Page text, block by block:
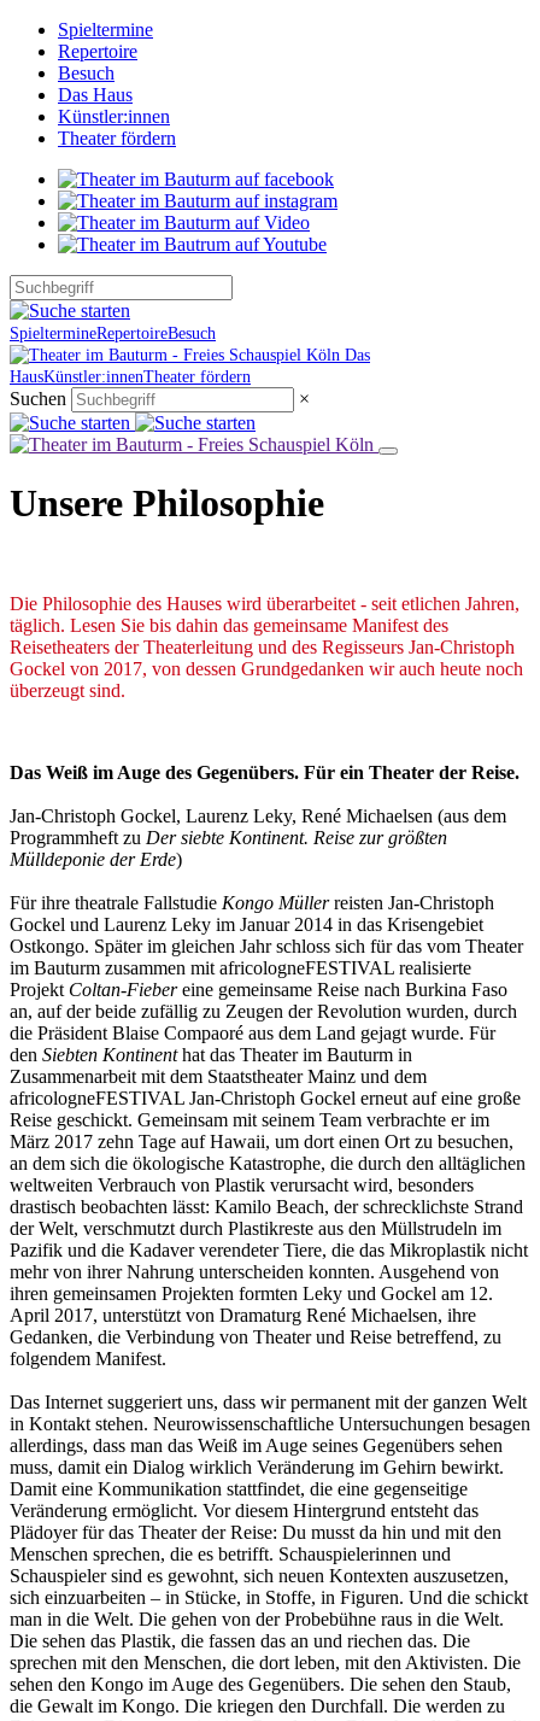
Spieltermine
Repertoire
Besuch
Das Haus
Künstler:innen
Theater fördern
SpieltermineRepertoireBesuch
Das
HausKünstler:innenTheater fördern
Suchen ×
Unsere Philosophie
Die Philosophie des Hauses wird überarbeitet - seit etlichen Jahren,
täglich. Lesen Sie bis dahin das gemeinsame Manifest des
Reisetheaters der Theaterleitung und des Regisseurs Jan-Christoph
Gockel von 2017, von dessen Grundgedanken wir auch heute noch
überzeugt sind.
Das Weiß im Auge des Gegenübers. Für ein Theater der Reise.
Jan-Christoph Gockel, Laurenz Leky, René Michaelsen (aus dem
Programmheft zu Der siebte Kontinent. Reise zur größten
Mülldeponie der Erde)
Für ihre theatrale Fallstudie Kongo Müllerreisten Jan-Christoph
Gockel und Laurenz Leky im Januar 2014 in das Krisengebiet
Ostkongo. Später im gleichen Jahr schloss sich für das vom Theater
im Bauturm zusammen mit africologneFESTIVAL realisierte
Projekt Coltan-Fiebereine gemeinsame Reise nach Burkina Faso
an, auf der beide zufällig zu Zeugen der Revolution wurden, durch
die Präsident Blaise Compaoré aus dem Land gejagt wurde. Für
den Siebten Kontinenthat das Theater im Bauturm in
Zusammenarbeit mit dem Staatstheater Mainz und dem
africologneFESTIVAL Jan-Christoph Gockel erneut auf eine große
Reise geschickt. Gemeinsam mit seinem Team verbrachte er im
März 2017 zehn Tage auf Hawaii, um dort einen Ort zu besuchen,
an dem sich die ökologische Katastrophe, die durch den alltäglichen
weltweiten Verbrauch von Plastik verursacht wird, besonders
drastisch beobachten lässt: Kamilo Beach, der schrecklichste Strand
der Welt, verschmutzt durch Plastikreste aus den Müllstrudeln im
Pazifik und die Kadaver verendeter Tiere, die das Mikroplastik nicht
mehr von ihrer Nahrung unterscheiden konnten. Ausgehend von
ihren gemeinsamen Projekten formten Leky und Gockel am 12.
April 2017, unterstützt von Dramaturg René Michaelsen, ihre
Gedanken, die Verbindung von Theater und Reise betreffend, zu
folgendem Manifest.
Das Internet suggeriert uns, dass wir permanent mit der ganzen Welt
in Kontakt stehen. Neurowissenschaftliche Untersuchungen besagen
allerdings, dass man das Weiß im Auge seines Gegenübers sehen
muss, damit ein Dialog wirklich Veränderung im Gehirn bewirkt.
Damit eine Kommunikation stattfindet, die eine gegenseitige
Veränderung ermöglicht. Vor diesem Hintergrund entsteht das
Plädoyer für das Theater der Reise: Du musst da hin und mit den
Menschen sprechen, die es betrifft. Schauspielerinnen und
Schauspieler sind es gewohnt, sich neuen Kontexten auszusetzen,
sich einzuarbeiten – in Stücke, in Stoffe, in Figuren. Und die schickt
man in die Welt. Die gehen von der Probebühne raus in die Welt.
Die sehen das Plastik, die fassen das an und riechen das. Die
sprechen mit den Menschen, die dort leben, mit den Aktivisten. Die
sehen den Kongo im Auge des Gegenübers. Die sehen den Staub,
die Gewalt im Kongo. Die kriegen den Durchfall. Die werden zu